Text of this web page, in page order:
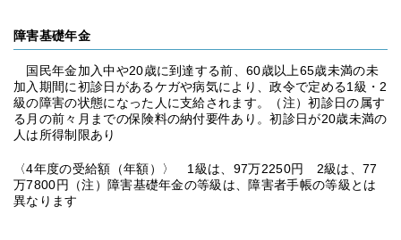
障害基礎年金
国民年金加入中や20歳に到達する前、60歳以上65歳未満の未
加入期間に初診日があるケガや病気により、政令で定める1級・2
級の障害の状態になった人に支給されます。（注）初診日の属す
る月の前々月までの保険料の納付要件あり。初診日が20歳未満の
人は所得制限あり
〈4年度の受給額（年額）〉 1級は、97万2250円 2級は、77
万7800円（注）障害基礎年金の等級は、障害者手帳の等級とは
異なります